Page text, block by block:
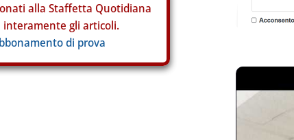
alla Staffetta Quotidiana
interamente gli articoli.
di prova